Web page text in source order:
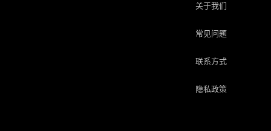
关于我们
常见问题
联系方式
隐私政策